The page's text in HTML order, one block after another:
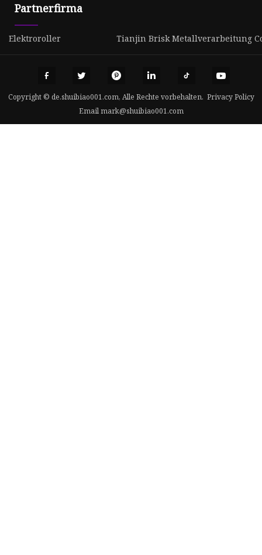
Partnerfirma
Elektroroller Tianjin Brisk Metallverarbeitung
Copyright © de.shuibiao001.com, Alle Rechte vorbehalten. Privacy Policy
Emailmark@shuibiao001.com